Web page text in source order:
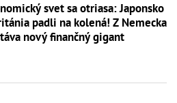
svet sa otriasa: Japonsko
padli na kolená! Z Nemecka
nový finančný gigant